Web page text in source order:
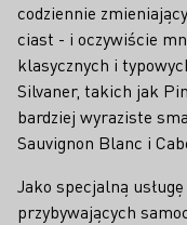
codziennie
ciast - i oczywiście
klasycznych i
Silvaner, takich jak
bardziej wyraziste
Sauvignon Blanc i
Jako specjalną
przybywających